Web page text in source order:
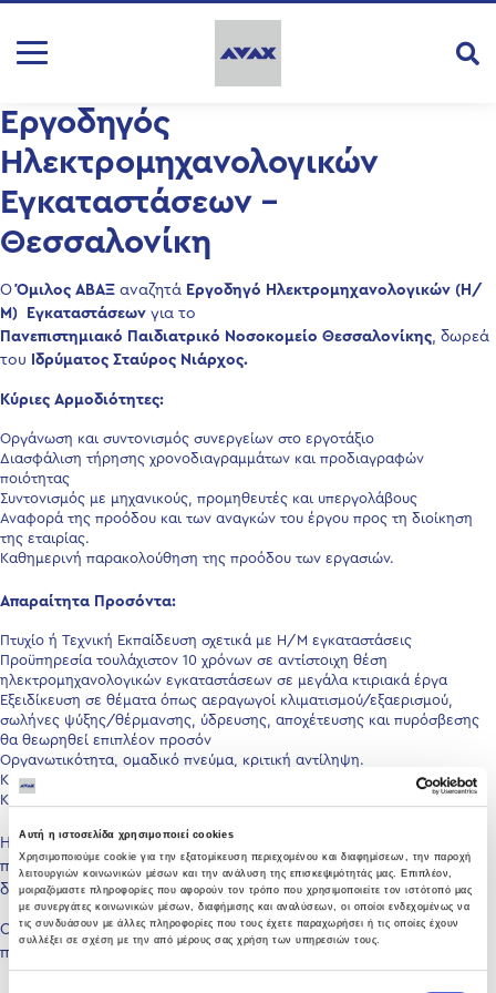
Αυτή η ιστοσελίδα χρησιμοποιεί cookies
Χρησιμοποιούμε cookie για την εξατομίκευση περιεχομένου και διαφημίσεων, την παροχή
λειτουργιών κοινωνικών μέσων και την ανάλυση της επισκεψιμότητάς μας. Επιπλέον,
μοιραζόμαστε πληροφορίες που αφορούν τον τρόπο που χρησιμοποιείτε τον ιστότοπό μας
με συνεργάτες κοινωνικών μέσων, διαφήμισης και αναλύσεων, οι οποίοι ενδεχομένως να
τις συνδυάσουν με άλλες πληροφορίες που τους έχετε παραχωρήσει ή τις οποίες έχουν
συλλέξει σε σχέση με την από μέρους σας χρήση των υπηρεσιών τους.
Εργοδηγός
Ηλεκτρομηχανολογικών
Εγκαταστάσεων –
Θεσσαλονίκη
ΟΌμιλος ΑΒΑΞ αναζητά Εργοδηγό Ηλεκτρομηχανολογικών (Η/
Μ)
Εγκαταστάσεων για το
Πανεπιστημιακό Παιδιατρικό Νοσοκομείο Θεσσαλονίκης, δωρεά
του
Ιδρύματος Σταύρος Νιάρχος.
Κύριες Αρμοδιότητες:
Οργάνωση και συντονισμός συνεργείων στο εργοτάξιο
Διασφάλιση τήρησης χρονοδιαγραμμάτων και προδιαγραφών
ποιότητας
Συντονισμός με μηχανικούς, προμηθευτές και υπεργολάβους
Αναφορά της προόδου και των αναγκών του έργου προς τη διοίκηση
της εταιρίας.
Καθημερινή παρακολούθηση της προόδου των εργασιών.
Απαραίτητα Προσόντα:
Πτυχίο ή Τεχνική Εκπαίδευση σχετικά με Η/Μ εγκαταστάσεις
Προϋπηρεσία τουλάχιστον 10 χρόνων σε αντίστοιχη θέση
ηλεκτρομηχανολογικών εγκαταστάσεων σε μεγάλα κτιριακά έργα
Εξειδίκευση σε θέματα όπως αεραγωγοί κλιματισμού/εξαερισμού,
σωλήνες ψύξης/θέρμανσης, ύδρευσης, αποχέτευσης και πυρόσβεσης
θα θεωρηθεί επιπλέον προσόν
Οργανωτικότητα, ομαδικό πνεύμα, κριτική αντίληψη.
Καλή γνώση της αγγλικής γλώσσας
Καλή γνώση εφαρμογών όπως AutoCAD και Microsoft Office
Η εταιρεία προσφέρει ένα σύγχρονο και ευχάριστο εργασιακό
περιβάλλον, συνεχή εκπαίδευση και υποστήριξη καθώς και
δυνατότητες επαγγελματικής ανάπτυξης και εξέλιξης.
Οι υποψήφιοι μπορούν να κάνουν την αίτησή τους είτε μέσω του
παρόντος link είτε καλώντας στο 2106375726